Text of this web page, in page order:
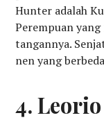
Hunter adalah
Perempuan
tangannya.
nen yang
4. Leorio